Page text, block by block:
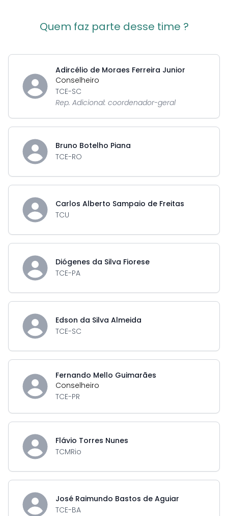
Quem faz parte desse time ?
Adircélio de Moraes Ferreira Junior
Conselheiro
TCE-SC
Rep. Adicional: coordenador-geral
Bruno Botelho Piana
TCE-RO
Carlos Alberto Sampaio de Freitas
TCU
Diógenes da Silva Fiorese
TCE-PA
Edson da Silva Almeida
TCE-SC
Fernando Mello Guimarães
Conselheiro
TCE-PR
Flávio Torres Nunes
TCMRio
José Raimundo Bastos de Aguiar
TCE-BA